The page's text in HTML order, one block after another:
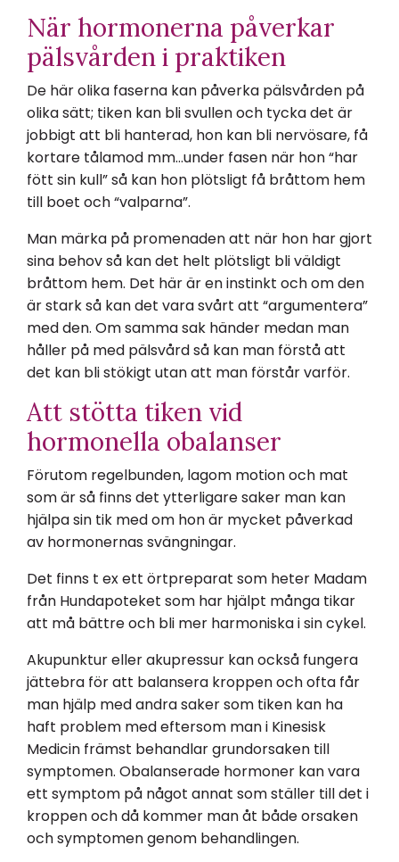
När hormonerna påverkar
pälsvården i praktiken
De här olika faserna kan påverka pälsvården på
olika sätt; tiken kan bli svullen och tycka det är
jobbigt att bli hanterad, hon kan bli nervösare, få
kortare tålamod mm…under fasen när hon “har
fött sin kull” så kan hon plötsligt få bråttom hem
till boet och “valparna”.
Man märka på promenaden att när hon har gjort
sina behov så kan det helt plötsligt bli väldigt
bråttom hem. Det här är en instinkt och om den
är stark så kan det vara svårt att “argumentera”
med den. Om samma sak händer medan man
håller på med pälsvård så kan man förstå att
det kan bli stökigt utan att man förstår varför.
Att stötta tiken vid
hormonella obalanser
Förutom regelbunden, lagom motion och mat
som är så finns det ytterligare saker man kan
hjälpa sin tik med om hon är mycket påverkad
av hormonernas svängningar.
Det finns t ex ett örtpreparat som heter Madam
från Hundapoteket som har hjälpt många tikar
att må bättre och bli mer harmoniska i sin cykel.
Akupunktur eller akupressur kan också fungera
jättebra för att balansera kroppen och ofta får
man hjälp med andra saker som tiken kan ha
haft problem med eftersom man i Kinesisk
Medicin främst behandlar grundorsaken till
symptomen. Obalanserade hormoner kan vara
ett symptom på något annat som ställer till det i
kroppen och då kommer man åt både orsaken
och symptomen genom behandlingen.